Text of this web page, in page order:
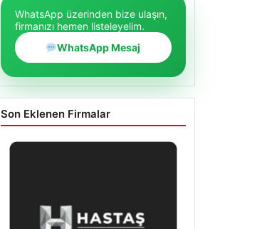
WhatsApp üzerinden bize ulaşın,
firmanızı hemen listeleyelim.
WhatsApp Mesaj
Son Eklenen Firmalar